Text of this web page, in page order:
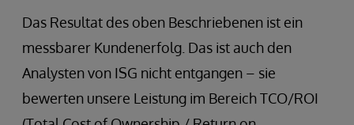
Das Resultat des oben Beschriebenen ist ein
messbarer Kundenerfolg. Das ist auch den
Analysten von ISG nicht entgangen – sie
bewerten unsere Leistung im Bereich TCO/ROI